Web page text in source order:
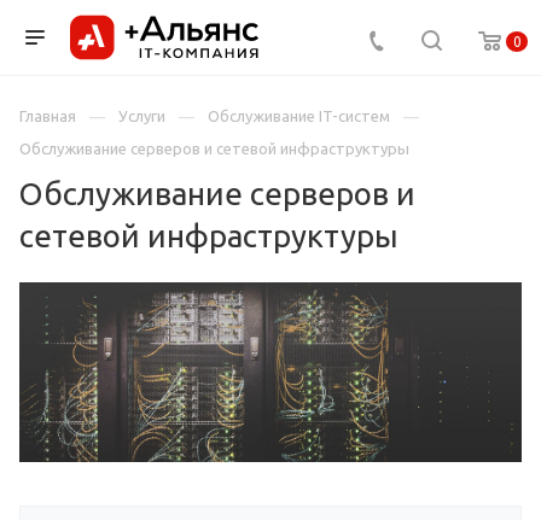
0
Главная Услуги
Обслуживание IT-систем
Обслуживание серверов и сетевой инфраструктуры
Обслуживание серверов и
сетевой инфраструктуры